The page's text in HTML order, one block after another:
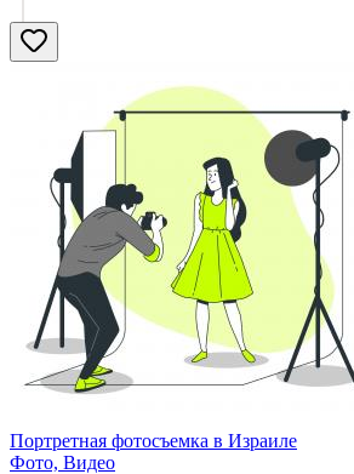
Портретная фотосъемка в Израиле
Фото, Видео